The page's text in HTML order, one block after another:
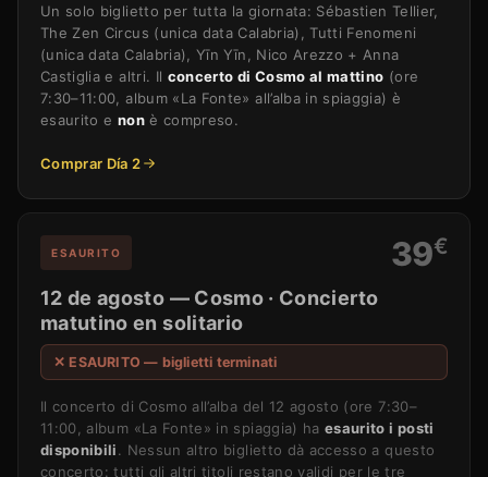
Un solo biglietto per tutta la giornata: Sébastien Tellier,
The Zen Circus (unica data Calabria), Tutti Fenomeni
(unica data Calabria), Yīn Yīn, Nico Arezzo + Anna
Castiglia e altri. Il concerto di Cosmo al mattino (ore
7:30–11:00, album «La Fonte» all’alba in spiaggia) è
esaurito e nonè compreso.
Comprar Día 2
ESAURITO 39€
12 de agosto — Cosmo · Concierto
matutino en solitario
✕ ESAURITO — biglietti terminati
Il concerto di Cosmo all’alba del 12 agosto (ore 7:30–
11:00, album «La Fonte» in spiaggia) haesaurito i posti
disponibili. Nessun altro biglietto dà accesso a questo
concerto: tutti gli altri titoli restano validi per le tre